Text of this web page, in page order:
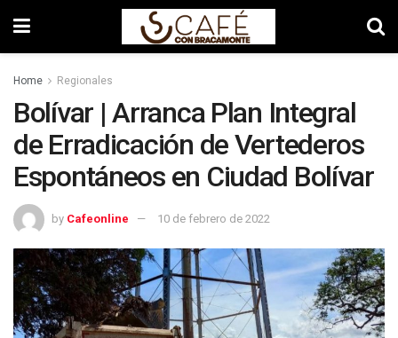
Home Regionales
Bolívar | Arranca Plan Integral
de Erradicación de Vertederos
Espontáneos en Ciudad Bolívar
by Cafeonline 10 de febrero de 2022